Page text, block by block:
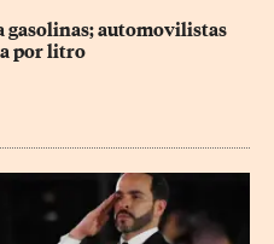
gasolinas; automovilistas
por litro